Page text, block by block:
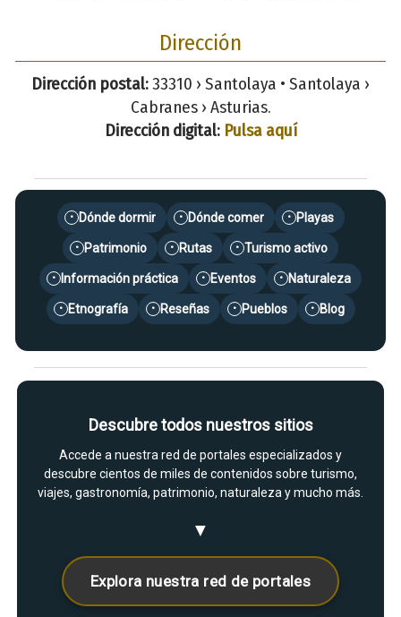
Dirección
Dirección postal:33310 › Santolaya • Santolaya ›
Cabranes › Asturias.
Dirección digital: Pulsa aquí
• Dónde dormir • Dónde comer • Playas
• Patrimonio • Rutas • Turismo activo
• Información práctica • Eventos • Naturaleza
• Etnografía • Reseñas • Pueblos • Blog
Descubre todos nuestros sitios
Accede a nuestra red de portales especializados y
descubre cientos de miles de contenidos sobre turismo,
viajes, gastronomía, patrimonio, naturaleza y mucho más.
▼
Explora nuestra red de portales